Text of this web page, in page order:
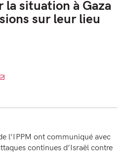
la situation à Gaza
sur leur lieu
l’IPPM ont communiqué avec
continues d’Israël contre